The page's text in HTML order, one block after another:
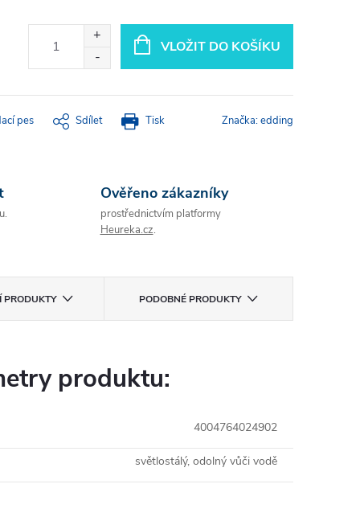
VLOŽIT DO KOŠÍKU
Tisk
pes Sdílet Značka:edding
Ověřeno zákazníky
prostřednictvím platformy
Heureka.cz.
PRODUKTY PODOBNÉ PRODUKTY
produktu:
4004764024902
světlostálý, odolný vůči vodě